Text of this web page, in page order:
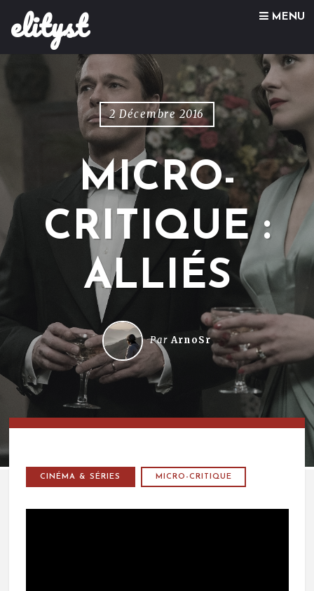
elityst MENU
Skip to content
2 Décembre 2016
MICRO-
CRITIQUE :
ALLIÉS
ParArnoSr
CINÉMA & SÉRIES MICRO-CRITIQUE